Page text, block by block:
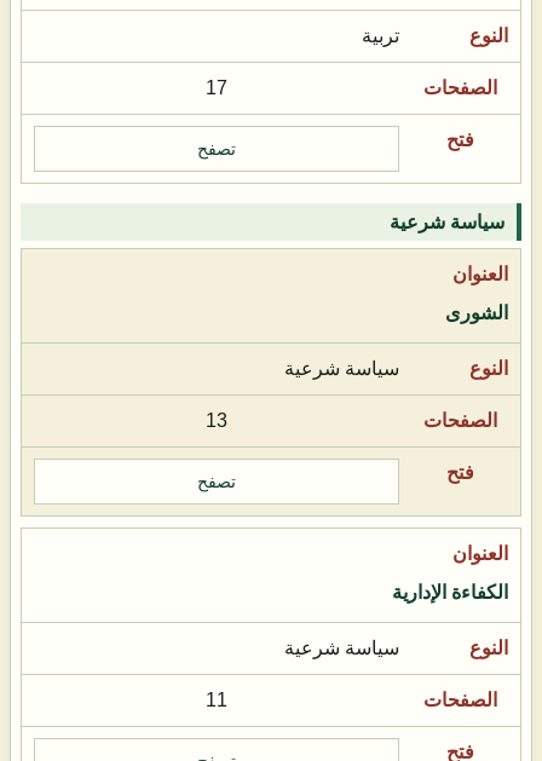
تربية
17
تصفح
سياسة شرعية
الشورى
سياسة شرعية
13
تصفح
الكفاءة الإدارية
سياسة شرعية
11